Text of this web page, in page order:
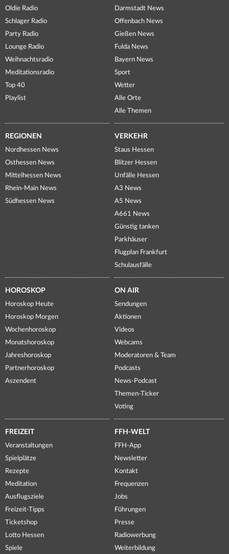
Oldie Radio
Schlager Radio
Party Radio
Lounge Radio
Weihnachtsradio
Meditationsradio
Top 40
Playlist
Darmstadt News
Offenbach News
Gießen News
Fulda News
Bayern News
Sport
Wetter
Alle Orte
Alle Themen
REGIONEN
Nordhessen News
Osthessen News
Mittelhessen News
Rhein-Main News
Südhessen News
VERKEHR
Staus Hessen
Blitzer Hessen
Unfälle Hessen
A3 News
A5 News
A661 News
Günstig tanken
Parkhäuser
Flugplan Frankfurt
Schulausfälle
HOROSKOP
Horoskop Heute
Horoskop Morgen
Wochenhoroskop
Monatshoroskop
Jahreshoroskop
Partnerhoroskop
Aszendent
ON AIR
Sendungen
Aktionen
Videos
Webcams
Moderatoren & Team
Podcasts
News-Podcast
Themen-Ticker
Voting
FREIZEIT
Veranstaltungen
Spielplätze
Rezepte
Meditation
Ausflugsziele
Freizeit-Tipps
Ticketshop
Lotto Hessen
Spiele
FFH-WELT
FFH-App
Newsletter
Kontakt
Frequenzen
Jobs
Führungen
Presse
Radiowerbung
Weiterbildung